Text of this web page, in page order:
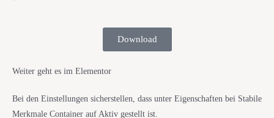
Download
Weiter geht es im Elementor
Bei den Einstellungen sicherstellen, dass unter Eigenschaften bei Stabile
Merkmale Container auf Aktiv gestellt ist.